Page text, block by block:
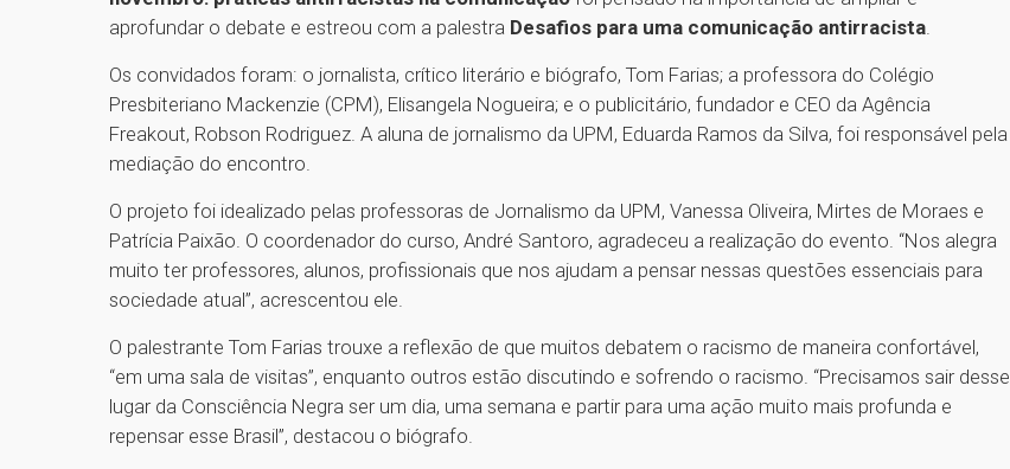
aprofundar o debate e estreou com a palestra Desafios para uma comunicação antirracista
Os convidados foram: o jornalista, crítico literário e biógrafo, Tom Farias; a professora do Colégio
Presbiteriano Mackenzie (CPM), Elisangela Nogueira; e o publicitário, fundador e CEO da Agência
Freakout, Robson Rodriguez. A aluna de jornalismo da UPM, Eduarda Ramos da Silva, foi responsável pela
mediação do encontro.
O projeto foi idealizado pelas professoras de Jornalismo da UPM, Vanessa Oliveira, Mirtes de Moraes e
Patrícia Paixão. O coordenador do curso, André Santoro, agradeceu a realização do evento. “Nos alegra
muito ter professores, alunos, profissionais que nos ajudam a pensar nessas questões essenciais para
sociedade atual”, acrescentou ele.
O palestrante Tom Farias trouxe a reflexão de que muitos debatem o racismo de maneira confortável,
“em uma sala de visitas”, enquanto outros estão discutindo e sofrendo o racismo. “Precisamos sair desse
lugar da Consciência Negra ser um dia, uma semana e partir para uma ação muito mais profunda e
repensar esse Brasil”, destacou o biógrafo.